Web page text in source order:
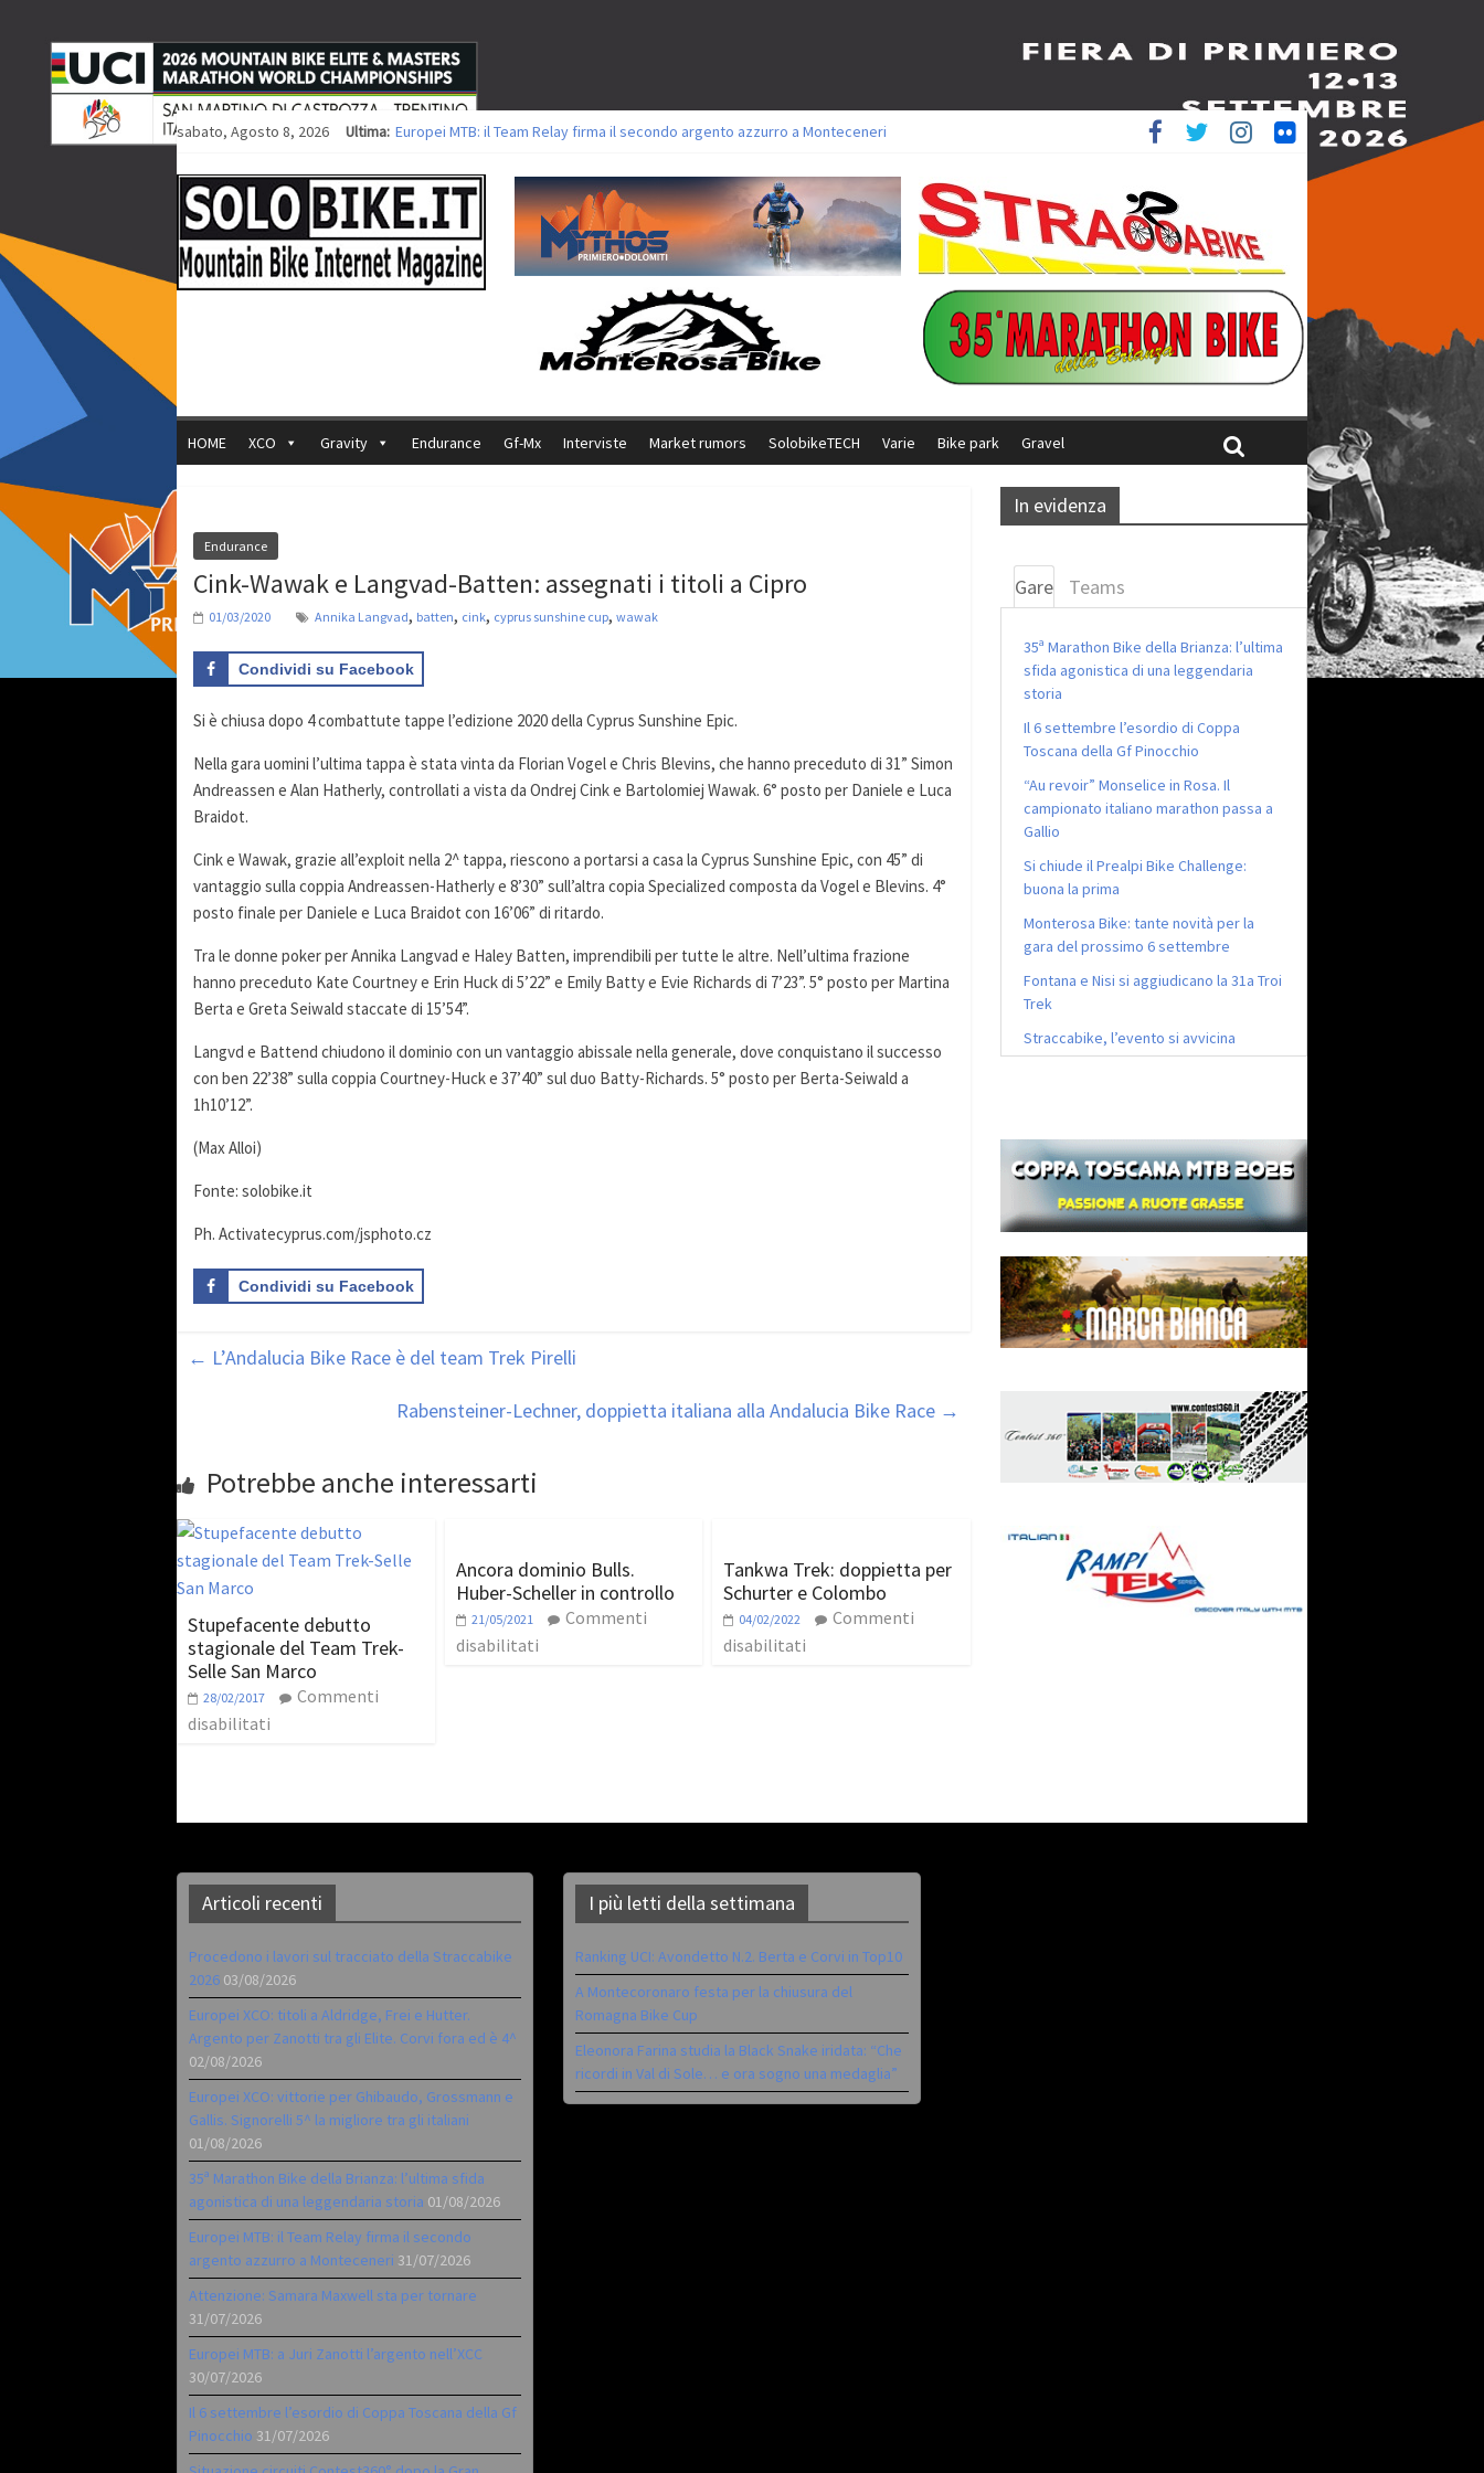
sabato, Agosto 8, 2026 Ultima: Europei MTB: il Team Relay firma il secondo argento azzurro a Monteceneri
Europei XCO: titoli a Aldridge, Frei e Hutter. Argento per Zanotti tra gli Elite. Corvi fora ed è 4^
Europei XCO: vittorie per Ghibaudo, Grossmann e Gallis. Signorelli 5^ la migliore tra gli italiani
35ª Marathon Bike della Brianza: l’ultima sfida agonistica di una leggendaria storia
HOME XCO Gravity Endurance Gf-Mx Interviste Market rumors SolobikeTECH Varie Bike park Gravel
Endurance
Cink-Wawak e Langvad-Batten: assegnati i titoli a Cipro
01/03/2020 Annika Langvad, batten, cink, cyprus sunshine cup, wawak
Condividi su Facebook
Si è chiusa dopo 4 combattute tappe l’edizione 2020 della Cyprus Sunshine Epic.
Nella gara uomini l’ultima tappa è stata vinta da Florian Vogel e Chris Blevins, che hanno preceduto di 31” Simon
Andreassen e Alan Hatherly, controllati a vista da Ondrej Cink e Bartolomiej Wawak. 6° posto per Daniele e Luca
Braidot.
Cink e Wawak, grazie all’exploit nella 2^ tappa, riescono a portarsi a casa la Cyprus Sunshine Epic, con 45” di
vantaggio sulla coppia Andreassen-Hatherly e 8’30” sull’altra copia Specialized composta da Vogel e Blevins. 4°
posto finale per Daniele e Luca Braidot con 16’06” di ritardo.
Tra le donne poker per Annika Langvad e Haley Batten, imprendibili per tutte le altre. Nell’ultima frazione
hanno preceduto Kate Courtney e Erin Huck di 5’22” e Emily Batty e Evie Richards di 7’23”. 5° posto per Martina
Berta e Greta Seiwald staccate di 15’54”.
Langvd e Battend chiudono il dominio con un vantaggio abissale nella generale, dove conquistano il successo
con ben 22’38” sulla coppia Courtney-Huck e 37’40” sul duo Batty-Richards. 5° posto per Berta-Seiwald a
1h10’12”.
(Max Alloi)
Fonte: solobike.it
Ph. Activatecyprus.com/jsphoto.cz
Condividi su Facebook
← L’Andalucia Bike Race è del team Trek Pirelli
Rabensteiner-Lechner, doppietta italiana alla Andalucia Bike Race →
Potrebbe anche interessarti
Stupefacente debutto
stagionale del Team Trek-
Selle San Marco
28/02/2017
Commenti
disabilitati
Ancora dominio Bulls.
Huber-Scheller in controllo
21/05/2021
Commenti
disabilitati
Tankwa Trek: doppietta per
Schurter e Colombo
04/02/2022
Commenti
disabilitati
In evidenza
Gare Teams
35ª Marathon Bike della Brianza: l’ultima
sfida agonistica di una leggendaria
storia
Il 6 settembre l’esordio di Coppa
Toscana della Gf Pinocchio
“Au revoir” Monselice in Rosa. Il
campionato italiano marathon passa a
Gallio
Si chiude il Prealpi Bike Challenge:
buona la prima
Monterosa Bike: tante novità per la
gara del prossimo 6 settembre
Fontana e Nisi si aggiudicano la 31a Troi
Trek
Straccabike, l’evento si avvicina
Articoli recenti
Procedono i lavori sul tracciato della Straccabike
2026 03/08/2026
Europei XCO: titoli a Aldridge, Frei e Hutter.
Argento per Zanotti tra gli Elite. Corvi fora ed è 4^
02/08/2026
Europei XCO: vittorie per Ghibaudo, Grossmann e
Gallis. Signorelli 5^ la migliore tra gli italiani
01/08/2026
35ª Marathon Bike della Brianza: l’ultima sfida
agonistica di una leggendaria storia 01/08/2026
Europei MTB: il Team Relay firma il secondo
argento azzurro a Monteceneri 31/07/2026
Attenzione: Samara Maxwell sta per tornare
31/07/2026
Europei MTB: a Juri Zanotti l’argento nell’XCC
30/07/2026
Il 6 settembre l’esordio di Coppa Toscana della Gf
Pinocchio 31/07/2026
I più letti della settimana
Ranking UCI: Avondetto N.2. Berta e Corvi in Top10
A Montecoronaro festa per la chiusura del
Romagna Bike Cup
Eleonora Farina studia la Black Snake iridata: “Che
ricordi in Val di Sole… e ora sogno una medaglia”